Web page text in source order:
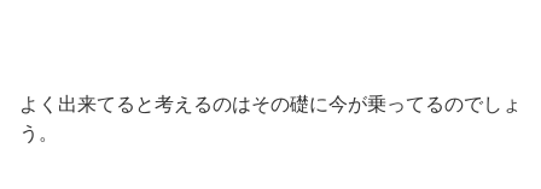
よく出来てると考えるのはその礎に今が乗ってるのでしょ
う。